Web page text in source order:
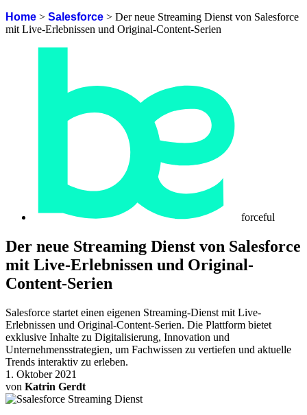
Home > Salesforce > Der neue Streaming Dienst von Salesforce
mit Live-Erlebnissen und Original-Content-Serien
forceful
Der neue Streaming Dienst von Salesforce
mit Live-Erlebnissen und Original-
Content-Serien
Salesforce startet einen eigenen Streaming-Dienst mit Live-
Erlebnissen und Original-Content-Serien. Die Plattform bietet
exklusive Inhalte zu Digitalisierung, Innovation und
Unternehmensstrategien, um Fachwissen zu vertiefen und aktuelle
Trends interaktiv zu erleben.
1. Oktober 2021
von Katrin Gerdt